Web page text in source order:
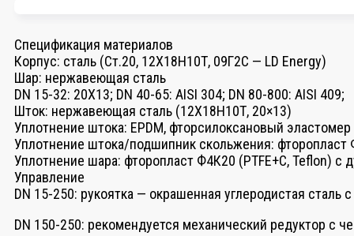
Спецификация материалов
Корпус: cталь (Ст.20, 12Х18Н10Т, 09Г2С — LD Energy)
Шар: нержавеющая сталь
DN 15-32: 20X13; DN 40-65: AISI 304; DN 80-800: AISI 409;
Шток: нержавеющая сталь (12Х18Н10Т, 20×13)
Уплотнение штока: EPDM, фторсилоксановый эластомер
Уплотнение штока/подшипник скольжения: фторопласт
Уплотнение шара: фторопласт Ф4К20 (PTFE+C, Teflon)
Управление
DN 15-250: рукоятка — окрашенная углеродистая
DN 150-250: рекомендуется механический редуктор с